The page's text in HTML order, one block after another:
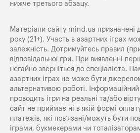
нижче третього абзацу.
Матеріали сайту mind.ua призначені
року (21+). Участь в азартних іграх
залежність. Дотримуйтесь правил
відповідальної гри. При виявленні
негайно зверніться до спеціаліста.
азартних іграх не може бути
альтернативою роботі.
проводить ігри на реальні та/або
сайт не приймає ні в якій формі
платежів, які пов’язані/можуть бути
іграми, букмекерами чи